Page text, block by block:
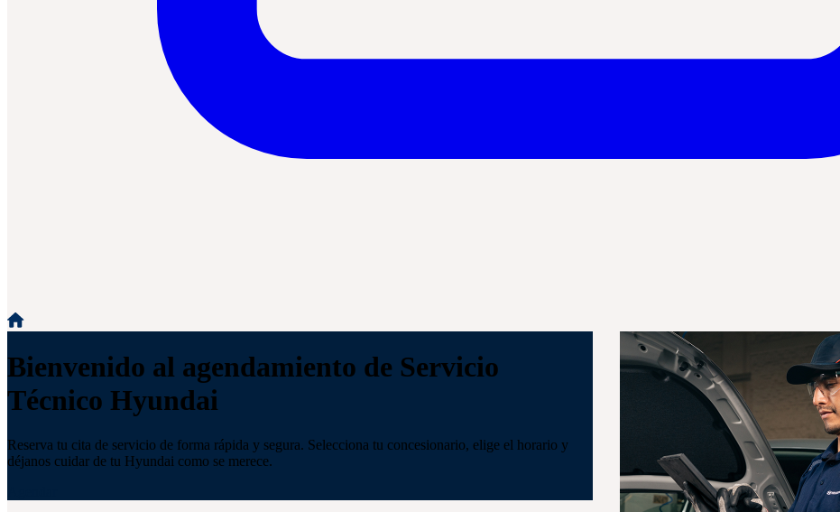
Bienvenido al agendamiento de Servicio
Técnico Hyundai
Reserva tu cita de servicio de forma rápida y segura. Selecciona tu concesionario, elige el horario y
déjanos cuidar de tu Hyundai como se merece.